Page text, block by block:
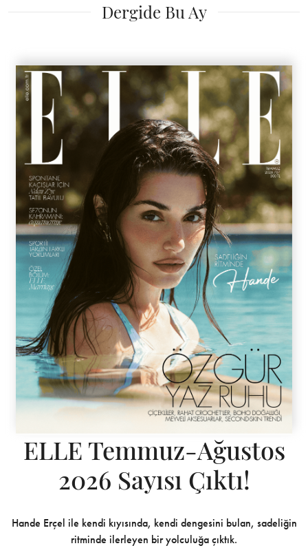
Dergide Bu Ay
ELLE Temmuz-Ağustos
2026 Sayısı Çıktı!
Hande Erçel ile kendi kıyısında, kendi dengesini bulan, sadeliğin
ritminde ilerleyen bir yolculuğa çıktık.